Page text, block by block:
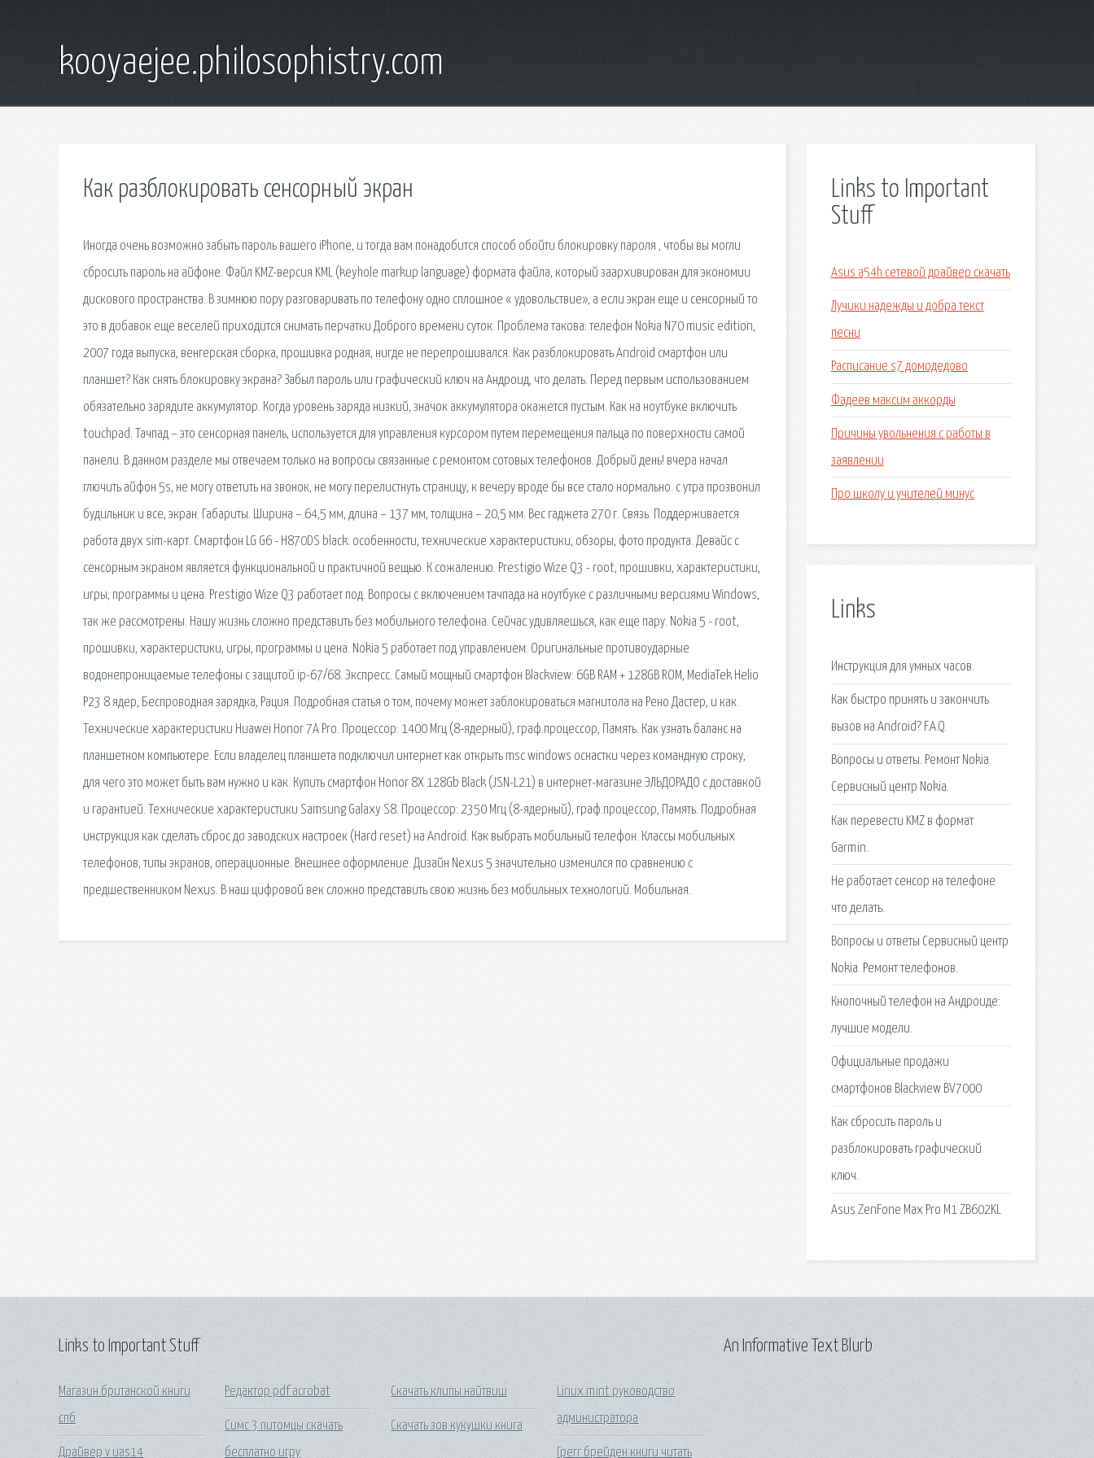
kooyaejee.philosophistry.com
Как разблокировать сенсорный экран
Иногда очень возможно забыть пароль вашего iPhone, и тогда вам понадобится способ обойти блокировку пароля , чтобы вы могли
сбросить пароль на айфоне. Файл KMZ-версия KML (keyhole markup language) формата файла, который заархивирован для экономии
дискового пространства. В зимнюю пору разговаривать по телефону одно сплошное « удовольствие», а если экран еще и сенсорный то
это в добавок еще веселей приходится снимать перчатки Доброго времени суток. Проблема такова: телефон Nokia N70 music edition,
2007 года выпуска, венгерская сборка, прошивка родная, нигде не перепрошивался. Как разблокировать Android смартфон или
планшет? Как снять блокировку экрана? Забыл пароль или графический ключ на Андроид, что делать. Перед первым использованием
обязательно зарядите аккумулятор. Когда уровень заряда низкий, значок аккумулятора окажется пустым. Как на ноутбуке включить
touchpad. Тачпад – это сенсорная панель, используется для управления курсором путем перемещения пальца по поверхности самой
панели. В данном разделе мы отвечаем только на вопросы связанные с ремонтом сотовых телефонов. Добрый день! вчера начал
глючить айфон 5s, не могу ответить на звонок, не могу перелистнуть страницу, к вечеру вроде бы все стало нормально. с утра прозвонил
будильник и все, экран. Габариты. Ширина – 64,5 мм, длина – 137 мм, толщина – 20,5 мм. Вес гаджета 270 г. Связь. Поддерживается
работа двух sim-карт. Смартфон LG G6 - H870DS black: особенности, технические характеристики, обзоры, фото продукта. Девайс с
сенсорным экраном является функциональной и практичной вещью. К сожалению. Prestigio Wize Q3 - root, прошивки, характеристики,
игры, программы и цена. Prestigio Wize Q3 работает под. Вопросы с включением тачпада на ноутбуке с различными версиями Windows,
так же рассмотрены. Нашу жизнь сложно представить без мобильного телефона. Сейчас удивляешься, как еще пару. Nokia 5 - root,
прошивки, характеристики, игры, программы и цена. Nokia 5 работает под управлением. Оригинальные противоударные
водонепроницаемые телефоны с защитой ip-67/68. Экспресс. Самый мощный смартфон Blackview: 6GB RAM + 128GB ROM, MediaTek Helio
P23 8 ядер, Беспроводная зарядка, Рация. Подробная статья о том, почему может заблокироваться магнитола на Рено Дастер, и как.
Технические характеристики Huawei Honor 7A Pro. Процессор: 1400 Мгц (8-ядерный), граф.процессор, Память. Как узнать баланс на
планшетном компьютере. Если владелец планшета подключил интернет как открыть msc windows оснастки через командную строку,
для чего это может быть вам нужно и как. Купить смартфон Honor 8X 128Gb Black (JSN-L21) в интернет-магазине ЭЛЬДОРАДО с доставкой
и гарантией. Технические характеристики Samsung Galaxy S8. Процессор: 2350 Мгц (8-ядерный), граф.процессор, Память. Подробная
инструкция как сделать сброс до заводских настроек (Hard reset) на Android. Как выбрать мобильный телефон. Классы мобильных
телефонов, типы экранов, операционные. Внешнее оформление. Дизайн Nexus 5 значительно изменился по сравнению с
предшественником Nexus. В наш цифровой век сложно представить свою жизнь без мобильных технологий. Мобильная.
Links to Important
Stuff
Asus a54h сетевой драйвер скачать
Лучики надежды и добра текст
песни
Расписание s7 домодедово
Фадеев максим аккорды
Причины увольнения с работы в
заявлении
Про школу и учителей минус
Links
Инструкция для умных часов.
Как быстро принять и закончить
вызов на Android? F.A.Q.
Вопросы и ответы. Ремонт Nokia.
Сервисный центр Nokia.
Как перевести KMZ в формат
Garmin.
Не работает сенсор на телефоне
что делать.
Вопросы и ответы Сервисный центр
Nokia. Ремонт телефонов.
Кнопочный телефон на Андроиде:
лучшие модели.
Официальные продажи
смартфонов Blackview BV7000
Как сбросить пароль и
разблокировать графический
ключ.
Asus ZenFone Max Pro M1 ZB602KL
Links to Important Stuff
Магазин британской книги
спб
Драйвер v uas14
Редактор pdf acrobat
Симс 3 питомцы скачать
бесплатно игру
Скачать клипы найтвиш
Скачать зов кукушки книга
Linux mint руководство
администратора
Грегг брейден книги читать
An Informative Text Blurb